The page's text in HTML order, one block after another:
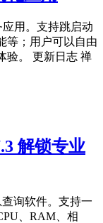
用。支持跳启动
等；用户可以自由
验。 更新日志 禅
解锁专业
询软件。支持一
、RAM、相